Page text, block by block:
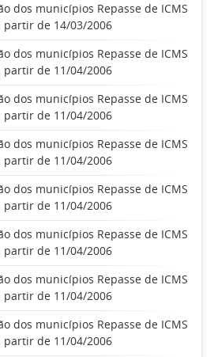
dos municípios Repasse de ICMS
partir de 14/03/2006
dos municípios Repasse de ICMS
partir de 11/04/2006
dos municípios Repasse de ICMS
partir de 11/04/2006
dos municípios Repasse de ICMS
partir de 11/04/2006
dos municípios Repasse de ICMS
partir de 11/04/2006
dos municípios Repasse de ICMS
partir de 11/04/2006
dos municípios Repasse de ICMS
partir de 11/04/2006
dos municípios Repasse de ICMS
partir de 11/04/2006